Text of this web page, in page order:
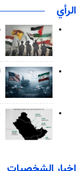
الرأي